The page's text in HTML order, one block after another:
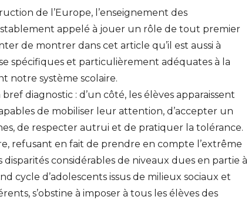
de l’Europe, l’enseignement des
appelé à jouer un rôle de tout premier
de montrer dans cet article qu’il est aussi à
spécifiques et particulièrement adéquates à la
notre système scolaire.
diagnostic : d’un côté, les élèves apparaissent
de mobiliser leur attention, d’accepter un
de respecter autrui et de pratiquer la tolérance.
refusant en fait de prendre en compte l’extrême
considérables de niveaux dues en partie à
cycle d’adolescents issus de milieux sociaux et
s’obstine à imposer à tous les élèves des